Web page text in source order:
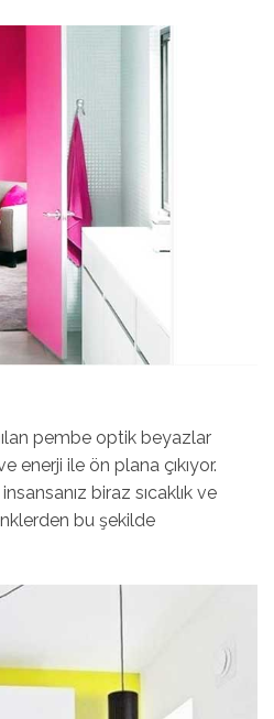
pembe optik beyazlar
enerji ile ön plana çıkıyor.
biraz sıcaklık ve
bu şekilde